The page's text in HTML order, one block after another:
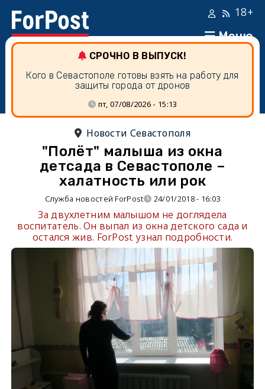
Меню
18+
СРОЧНО В ВЫПУСК!
Кого в Севастополе готовы взять на работу для
защиты города от дронов
пт, 07/08/2026 - 15:13
Новости Севастополя
"Полёт" малыша из окна
детсада в Севастополе –
халатность или рок
Служба новостей ForPost 24/01/2018 - 16:03
За двухлетним малышом не доглядела
воспитатель. Он выпал из окна детского сада и
остался жив. ForPost узнал подробности.